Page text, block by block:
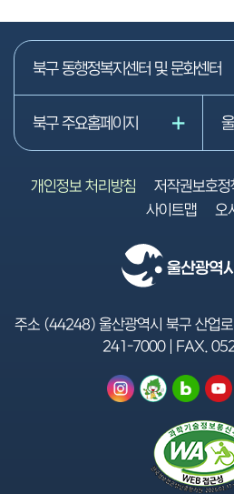
북구 동행정복지센터 및 문화센터
북구 주요홈페이지
개인정보 처리방침 저작권보호정
사이트맵
오
주소 (44248) 울산광역시 북구 산업
241-7000| FAX.